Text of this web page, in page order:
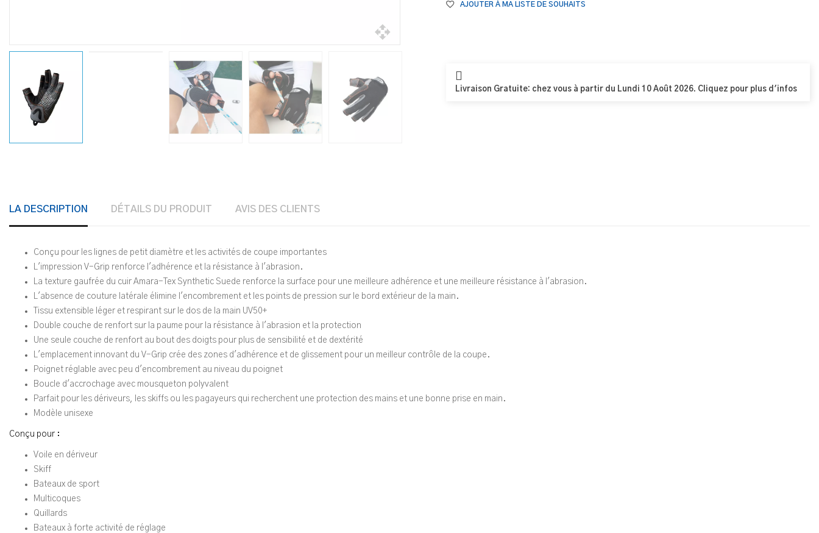
AJOUTER À MA LISTE DE SOUHAITS
Livraison Gratuite: chez vous à partir du Lundi 10 Août 2026. Cliquez pour plus d'infos
LA DESCRIPTION DÉTAILS DU PRODUIT AVIS DES CLIENTS
Conçu pour les lignes de petit diamètre et les activités de coupe importantes
L'impression V-Grip renforce l'adhérence et la résistance à l'abrasion.
La texture gaufrée du cuir Amara-Tex Synthetic Suede renforce la surface pour une meilleure adhérence et une meilleure résistance à l'abrasion.
L'absence de couture latérale élimine l'encombrement et les points de pression sur le bord extérieur de la main.
Tissu extensible léger et respirant sur le dos de la main UV50+
Double couche de renfort sur la paume pour la résistance à l'abrasion et la protection
Une seule couche de renfort au bout des doigts pour plus de sensibilité et de dextérité
L'emplacement innovant du V-Grip crée des zones d'adhérence et de glissement pour un meilleur contrôle de la coupe.
Poignet réglable avec peu d'encombrement au niveau du poignet
Boucle d'accrochage avec mousqueton polyvalent
Parfait pour les dériveurs, les skiffs ou les pagayeurs qui recherchent une protection des mains et une bonne prise en main.
Modèle unisexe
Conçu pour :
Voile en dériveur
Skiff
Bateaux de sport
Multicoques
Quillards
Bateaux à forte activité de réglage